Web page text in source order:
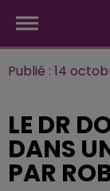
Publié : 14
LE DR
DANS
PAR